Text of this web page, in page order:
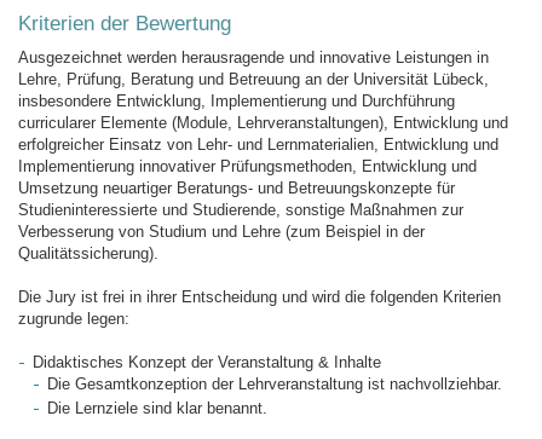
Kriterien der Bewertung
Ausgezeichnet werden herausragende und innovative Leistungen in
Lehre, Prüfung, Beratung und Betreuung an der Universität Lübeck,
insbesondere Entwicklung, Implementierung und Durchführung
curricularer Elemente (Module, Lehrveranstaltungen), Entwicklung und
erfolgreicher Einsatz von Lehr- und Lernmaterialien, Entwicklung und
Implementierung innovativer Prüfungsmethoden, Entwicklung und
Umsetzung neuartiger Beratungs- und Betreuungskonzepte für
Studieninteressierte und Studierende, sonstige Maßnahmen zur
Verbesserung von Studium und Lehre (zum Beispiel in der
Qualitätssicherung).
Die Jury ist frei in ihrer Entscheidung und wird die folgenden Kriterien
zugrunde legen:
Didaktisches Konzept der Veranstaltung & Inhalte
Die Gesamtkonzeption der Lehrveranstaltung ist nachvollziehbar.
Die Lernziele sind klar benannt.